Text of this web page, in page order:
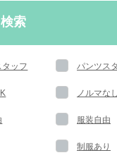
索
ッフ パンツス
ノルマなし
服装自由
制服あり